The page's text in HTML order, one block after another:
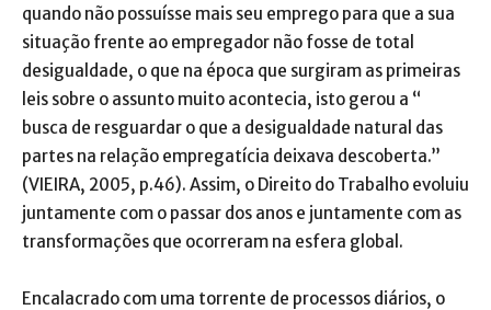
quando não possuísse mais seu emprego para que a sua
situação frente ao empregador não fosse de total
desigualdade, o que na época que surgiram as primeiras
leis sobre o assunto muito acontecia, isto gerou a “
busca de resguardar o que a desigualdade natural das
partes na relação empregatícia deixava descoberta.”
(VIEIRA, 2005, p.46). Assim, o Direito do Trabalho evoluiu
juntamente com o passar dos anos e juntamente com as
transformações que ocorreram na esfera global.
Encalacrado com uma torrente de processos diários, o